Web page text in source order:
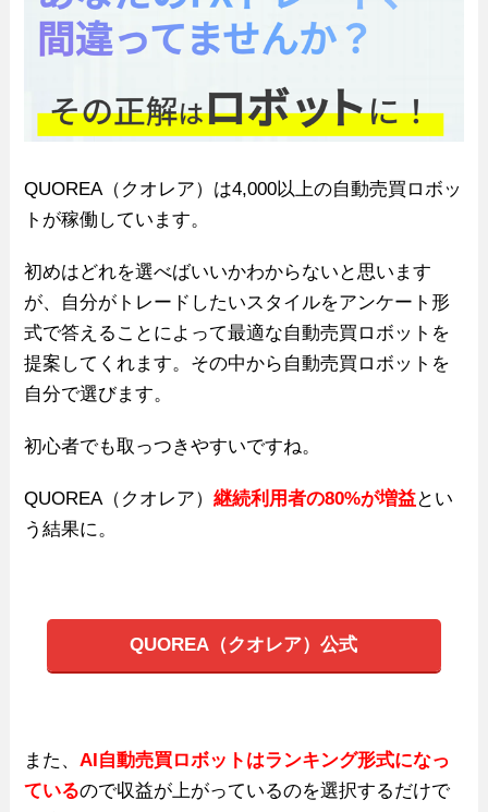
QUOREA（クオレア）は4,000以上の自動売買ロボッ
トが稼働しています。
初めはどれを選べばいいかわからないと思います
が、自分がトレードしたいスタイルをアンケート形
式で答えることによって最適な自動売買ロボットを
提案してくれます。その中から自動売買ロボットを
自分で選びます。
初心者でも取っつきやすいですね。
QUOREA（クオレア）継続利用者の80%が増益とい
う結果に。
QUOREA（クオレア）公式
また、AI自動売買ロボットはランキング形式になっ
ているので収益が上がっているのを選択するだけで